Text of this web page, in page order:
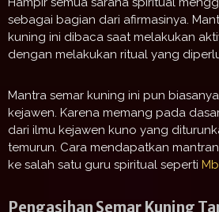
sebagai bagian dari afirmasinya.
kuning ini dibaca saat melakukan
dengan melakukan ritual yang
Mantra semar kuning ini pun
kejawen. Karena memang pada
dari ilmu kejawen kuno yang
temurun. Cara mendapatkan
ke salah satu guru spiritual seperti
Pengasihan Semar Kuning